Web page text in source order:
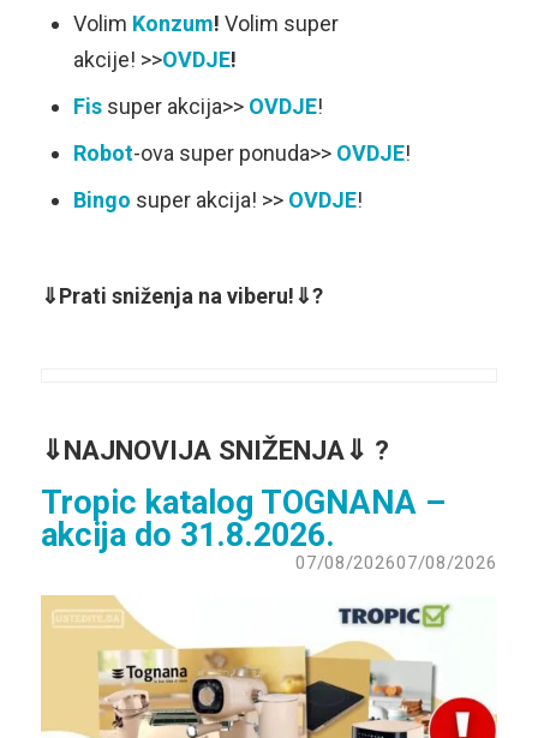
Volim Konzum! Volim super
akcije! >>OVDJE!
Fissuper akcija>> OVDJE!
Robot-ova super ponuda>> OVDJE!
Bingo super akcija! >> OVDJE!
⇓Prati sniženja na viberu!⇓?
⇓NAJNOVIJA SNIŽENJA⇓ ?
Tropic katalog TOGNANA –
akcija do 31.8.2026.
07/08/202607/08/2026